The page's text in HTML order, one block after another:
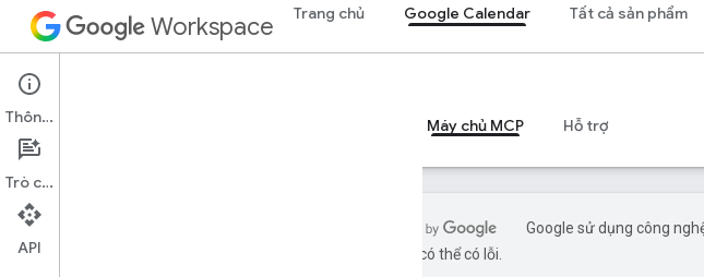
Workspace Trang chủ Google Calendar Tất cả sản phẩm
Google Calendar
Tổng quan Máy chủ MCP Hỗ trợ
Google sử dụng công
bằng AI có thể có lỗi.
Thông tin
Trò chuyện
API